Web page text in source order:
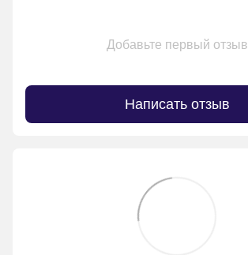
Добавьте первый отзыв
Написать отзыв